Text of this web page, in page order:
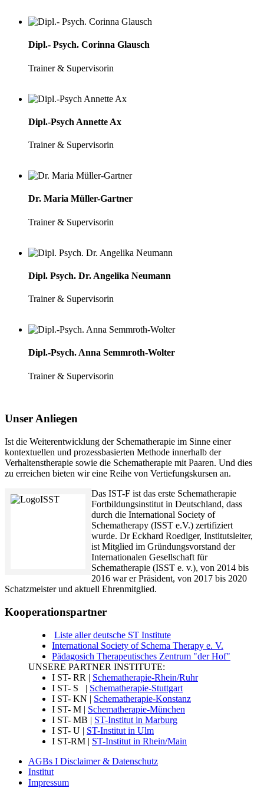
Dipl.- Psych. Corinna Glausch
Trainer & Supervisorin
Dipl.-Psych Annette Ax
Trainer & Supervisorin
Dr. Maria Müller-Gartner
Trainer & Supervisorin
Dipl. Psych. Dr. Angelika Neumann
Trainer & Supervisorin
Dipl.-Psych. Anna Semmroth-Wolter
Trainer & Supervisorin
Unser Anliegen
Ist die Weiterentwicklung der Schematherapie im Sinne einer
kontextuellen und prozessbasierten Methode innerhalb der
Verhaltenstherapie sowie die Schematherapie mit Paaren. Und dies
zu erreichen bieten wir eine Reihe von Vertiefungskursen an.
Das IST-F ist das erste Schematherapie
Fortbildungsinstitut in Deutschland, dass
durch die International Society of
Schematherapy (ISST e.V.) zertifiziert
wurde. Dr Eckhard Roediger, Institutsleiter,
ist Mitglied im Gründungsvorstand der
Internationalen Gesellschaft für
Schematherapie (ISST e. v.), von 2014 bis
2016 war er Präsident, von 2017 bis 2020
Schatzmeister und aktuell Ehrenmitglied.
Kooperationspartner
Liste aller deutsche ST Institute
International Society of Schema Therapy e. V.
Pädagosich Therapeutisches Zentrum "der Hof"
UNSERE PARTNER INSTITUTE:
I ST- RR | Schematherapie-Rhein/Ruhr
I ST- S | Schematherapie-Stuttgart
I ST- KN | Schematherapie-Konstanz
I ST- M | Schematherapie-München
I ST- MB | ST-Institut in Marburg
I ST- U | ST-Institut in Ulm
I ST-RM | ST-Institut in Rhein/Main
AGBs I Disclaimer & Datenschutz
Institut
Impressum